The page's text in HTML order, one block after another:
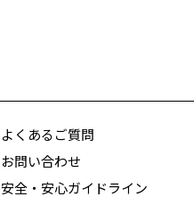
よくあるご質問
お問い合わせ
安全・安心ガイドライン